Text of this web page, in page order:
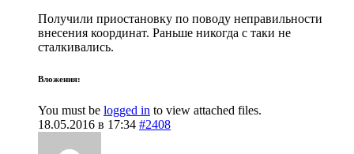
Получили приостановку по поводу неправильности
внесения координат. Раньше никогда с таки не
сталкивались.
Вложения:
You must be logged in to view attached files.
18.05.2016 в 17:34 #2408